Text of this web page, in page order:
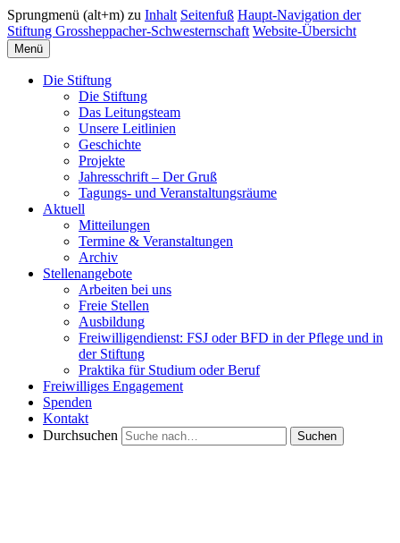
Sprungmenü (alt+m) zu Inhalt Seitenfuß Haupt-Navigation der
Stiftung Grossheppacher-Schwesternschaft Website-Übersicht
Menü
Die Stiftung
Die Stiftung
Das Leitungsteam
Unsere Leitlinien
Geschichte
Projekte
Jahresschrift – Der Gruß
Tagungs- und Veranstaltungsräume
Aktuell
Mitteilungen
Termine & Veranstaltungen
Archiv
Stellenangebote
Arbeiten bei uns
Freie Stellen
Ausbildung
Freiwilligendienst: FSJ oder BFD in der Pflege und in
der Stiftung
Praktika für Studium oder Beruf
Freiwilliges Engagement
Spenden
Kontakt
Durchsuchen
Suchen